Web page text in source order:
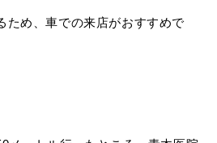
ため、車での来店がおすすめで